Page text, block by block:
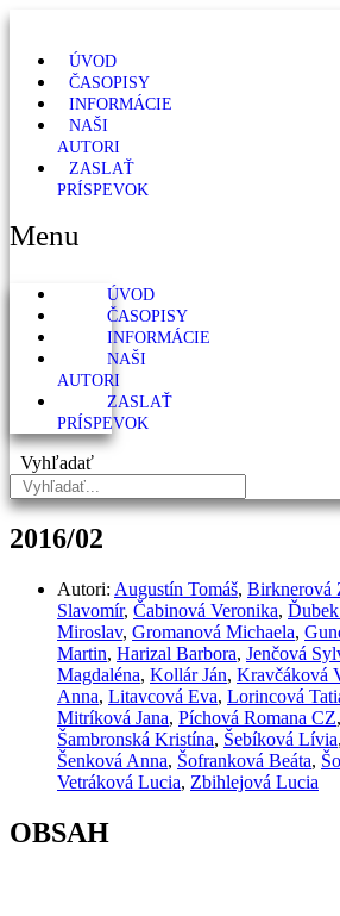
ÚVOD
ČASOPISY
INFORMÁCIE
NAŠI
AUTORI
ZASLAŤ
PRÍSPEVOK
Menu
ÚVOD
ČASOPISY
INFORMÁCIE
NAŠI
AUTORI
ZASLAŤ
PRÍSPEVOK
Vyhľadať
2016/02
Autori: Augustín Tomáš, Birknerová
Slavomír, Čabinová Veronika,
Miroslav, Gromanová Michaela,
Martin, Harizal Barbora, Jenčová
Magdaléna, Kollár Ján, Kravčáková
Anna, Litavcová Eva, Lorincová
Mitríková Jana, Píchová Romana CZ,
Šambronská Kristína, Šebíková Lívia,
Šenková Anna, Šofranková Beáta,
Vetráková Lucia, Zbihlejová Lucia
OBSAH